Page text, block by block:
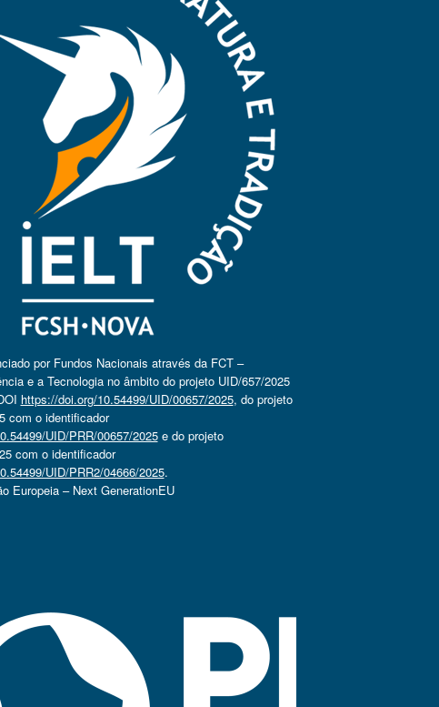
por Fundos Nacionais através da FCT –
e a Tecnologia no âmbito do projeto UID/657/2025
https://doi.org/10.54499/UID/00657/2025, do projeto
com o identificador
UID/PRR/00657/2025e do projeto
com o identificador
UID/PRR2/04666/2025.
Europeia – Next GenerationEU